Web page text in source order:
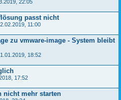
22:05
passt nicht
11:00
zu vmware-image - System bleibt
18:52
17:52
nicht mehr starten